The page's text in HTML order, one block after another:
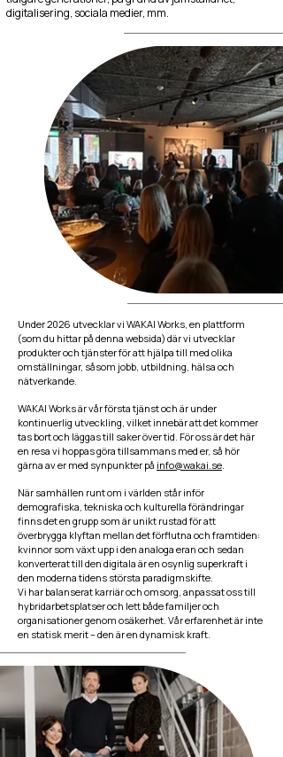
digitalisering, sociala medier, mm.
Under 2026 utvecklar vi WAKAI Works, en plattform
(som du hittar på denna websida) där vi utvecklar
produkter och tjänster för att hjälpa till med olika
omställningar, såsom jobb, utbildning, hälsa och
nätverkande.
WAKAI Works är vår första tjänst och är under
kontinuerlig utveckling, vilket innebär att det kommer
tas bort och läggas till saker över tid. För oss är det här
en resa vi hoppas göra tillsammans med er, så hör
gärna av er med synpunkter på info@wakai.se.
När samhällen runt om i världen står inför
demografiska, tekniska och kulturella förändringar
finns det en grupp som är unikt rustad för att
överbrygga klyftan mellan det förflutna och framtiden:
kvinnor som växt upp i den analoga eran och sedan
konverterat till den digitala är en osynlig superkraft i
den moderna tidens största paradigmskifte.
Vi har balanserat karriär och omsorg, anpassat oss till
hybridarbetsplatser och lett både familjer och
organisationer genom osäkerhet. Vår erfarenhet är inte
en statisk merit – den är en dynamisk kraft.